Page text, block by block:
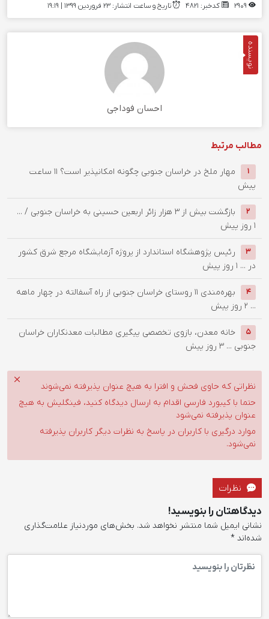
کدخبر: 4821 تاریخ و ساعت انتشار: ۲۳ فروردین ۱۳۹۹ | 19:19
نویسنده
احسان فوداجی
مطالب مرتبط
1 ‌مهار ملخ در خراسان جنوبی چگونه امکانپذیر است؟
11 ساعت
پیش
2
بازگشت بیش از ۳ هزار زائر اربعین حسینی به خراسان جنوبی / ...
1 روز پیش
3
رئیس پژوهشگاه استاندارد از پروژه آزمایشگاه مرجع شرق کشور
در ... 1 روز پیش
4
بهره‌مندی ۱۱ روستای خراسان جنوبی از راه آسفالته در چهار ماهه
... 2 روز پیش
5
خانه معدن، بازوی تخصصی پیگیری مطالبات معدنکاران خراسان
جنوبی ... 3 روز پیش
نظراتی که حاوی فحش و افترا به هیچ عنوان پذیرفته نمی‌شوند
حتما با کیبورد فارسی اقدام به ارسال دیدگاه کنید، فینگلیش به هیچ
عنوان پذیرفته نمی‌شود
موارد درگیری با کاربران در پاسخ به نظرات دیگر کاربران پذیرفته
نمی‌شود.
نظرات
دیدگاهتان را بنویسید!
نشانی ایمیل شما منتشر نخواهد شد. بخش‌های موردنیاز علامت‌گذاری
شده‌اند *